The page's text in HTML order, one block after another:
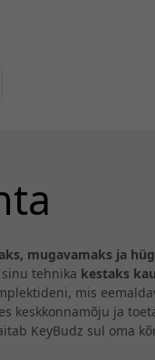
mugavamaks ja
tehnika kestaks
mis
keskkonnamõju ja
KeyBudz sul oma